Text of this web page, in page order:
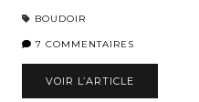
BOUDOIR
7 COMMENTAIRES
VOIR L’ARTICLE